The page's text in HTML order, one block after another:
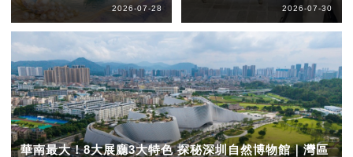
2026-07-28 2026-07-30
華南最大！8大展廳3大特色 探秘深圳自然博物館｜灣區